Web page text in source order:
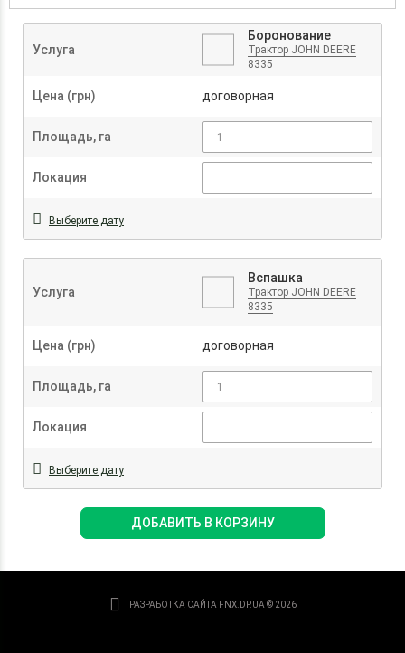
Услуга
Боронование
Трактор JOHN DEERE
8335
Цена (грн) договорная
Площадь, га
Локация
Выберите дату
Услуга
Вспашка
Трактор JOHN DEERE
8335
Цена (грн) договорная
Площадь, га
Локация
Выберите дату
ДОБАВИТЬ В КОРЗИНУ
РАЗРАБОТКА САЙТА FNX.DP.UA © 2026